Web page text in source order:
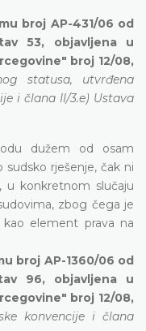
broj AP-431/06 od
53, objavljena u
broj 12/08,
statusa, utvrđena
i člana II/3.e) Ustava
dužem od osam
sudsko rješenje, čak ni
u konkretnom slučaju
zbog čega je
element prava na
broj AP-1360/06 od
96, objavljena u
broj 12/08,
konvencije i člana